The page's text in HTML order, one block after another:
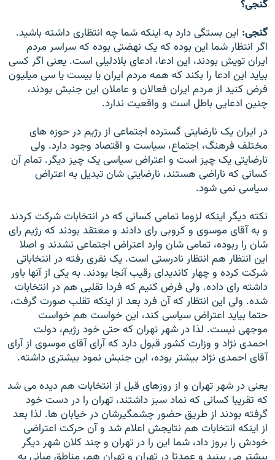
گنجی؟
گنجی: اين بستگی دارد به اينکه شما چه انتظاری داشته باشيد.
اگر انتظار شما اين بوده که يک نهضتی بوده که سراسر مردم
ايران تويش بودند، اين ادعا، ادعای بلادليلی است. يعنی اگر کسی
بيايد اين ادعا را بکند که همه مردم ايران يا بيست يا سی ميليون
فرض کنيد از مردم ايران فعالان و عاملان اين جنبش بودند،
چنين ادعايی باطل است و واقعيت ندارد.
در ايران يک نارضايتی گسترده اجتماعی از رژيم در حوزه های
مختلف فرهنگ، اجتماع، سياست و اقتصاد وجود دارد. ولی
نارضايتی يک چيز است و اعتراض سياسی يک چيز ديگر. تمام آن
کسانی که ناراضی هستند، نارضايتی شان تبديل به اعتراض
سياسی نمی شود.
نکته ديگر اينکه لزوما تمامی کسانی که در انتخابات شرکت کردند
و به آقای موسوی و کروبی رای دادند و معتقد بودند که رژيم رای
شان را ربوده، تمامی شان وارد اعتراض اجتماعی نشدند و اصلا
اين انتظار هم انتظار نادرستی است. يک نفری رفته در انتخاباتی
شرکت کرده و چهار کانديدای رقيب آنجا بودند. به يکی از آنها باور
داشته رای داده. ولی فرض کنيم که فردا تقلبی هم در انتخابات
شده. ولی اين انتظار که آن فرد بعد از اينکه تقلب صورت گرفت،
حتما بيايد اعتراض سياسی کند، اين خواست هم خواست
موجهی نيست. لذا در شهر تهران که حتی خود رژيم، دولت
احمدی نژاد و وزارت کشور قبول دارد که آرای آقای موسوی از آرای
آقای احمدی نژاد بيشتر بوده، اين جنبش نمود بيشتری داشته.
يعنی در شهر تهران و از روزهای قبل از انتخابات هم ديده می شد
که تقريبا کسانی که نماد سبز داشتند، تهران را در دست خود
گرفته بودند از طريق حضور چشمگيرشان در خيابان ها. لذا بعد
از اينکه انتخابات هم نتايجش اعلام شد و آن حرکت اعتراضی
خودش را بروز داد، شما اين را در تهران و چند کلان شهر ديگر